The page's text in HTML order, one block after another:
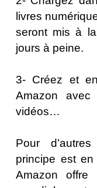
livres
seront mis à
jours à peine.
3- Créez et
Amazon
vidéos…
Pour
principe est
Amazon